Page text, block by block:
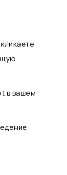
в вашем